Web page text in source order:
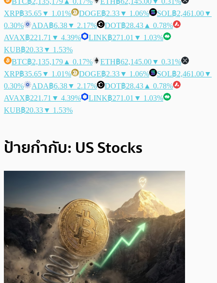
XRP฿35.65▼ 1.01% DOGE฿2.33▼ 1.06% SOL฿2,461.00▼
0.30%
ADA฿6.38▼ 2.17% DOT฿28.43 ▲ 0.78%
AVAX฿221.71 ▼ 4.39% LINK฿271.01 ▼ 1.03%
KUB฿20.33▼ 1.53%
BTC฿2,135,179 ▲ 0.17% ETH฿62,145.00▼ 0.31%
XRP฿35.65▼ 1.01% DOGE฿2.33▼ 1.06% SOL฿2,461.00▼
0.30%
ADA฿6.38▼ 2.17% DOT฿28.43 ▲ 0.78%
AVAX฿221.71 ▼ 4.39% LINK฿271.01 ▼ 1.03%
KUB฿20.33▼ 1.53%
ป้ายกำกับ: US Stocks